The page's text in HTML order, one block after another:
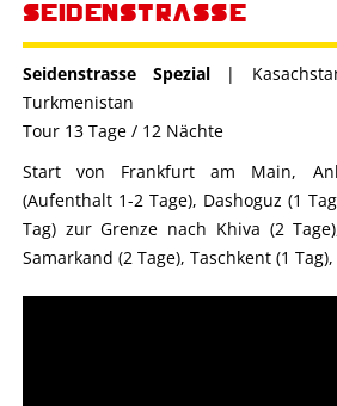
Seidenstrasse
Seidenstrasse Spezial|
Turkmenistan
Tour 13 Tage / 12 Nächte
Start von Frankfurt am Main,
(Aufenthalt 1-2 Tage), Dashoguz (1
Tag) zur Grenze nach Khiva (2
Samarkand (2 Tage), Taschkent (1